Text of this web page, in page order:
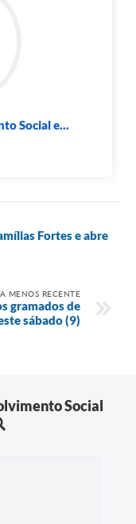
Social e...
Fortes e abre
MENOS RECENTE
gramados de
sábado (9)
Social